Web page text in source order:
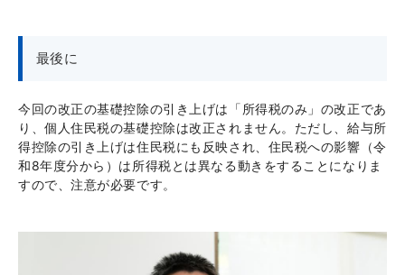
最後に
今回の改正の基礎控除の引き上げは「所得税のみ」の改正であ
り、個人住民税の基礎控除は改正されません。ただし、給与所
得控除の引き上げは住民税にも反映され、住民税への影響（令
和8年度分から）は所得税とは異なる動きをすることになりま
すので、注意が必要です。